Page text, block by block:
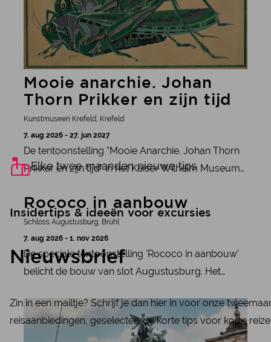
Mooie anarchie. Johan
Thorn Prikker en zijn tijd
Kunstmuseen Krefeld, Krefeld
7. aug 2026 - 27. jun 2027
De tentoonstelling "Mooie Anarchie. Johan Thorn
Prikker en zijn tijd" in het Kaiser Wilhelm Museum
overzichtstentoonstelling.
Rococo in aanbouw
Schloss Augustusburg, Brühl
7. aug 2026 - 1. nov 2026
De speciale tentoonstelling 'Rococo in aanbouw'
belicht de bouw van slot Augustusburg. Het
werelderfgoed Brühlpaleizen.
meer informatie
meer informatie
Elke twee maanden nieuwe tips
Insidertips & ideeën voor excursies
Nieuwsbrief
Zin in een mailtje? Schrijf je dan hier in voor onze
reisaanbiedingen, geselecteerde korte tips voor korte